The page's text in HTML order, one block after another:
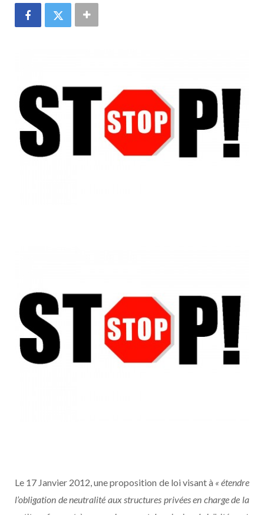
Le 17 Janvier 2012, une proposition de loi visant à « étendre
l’obligation de neutralité aux structures privées en charge de la